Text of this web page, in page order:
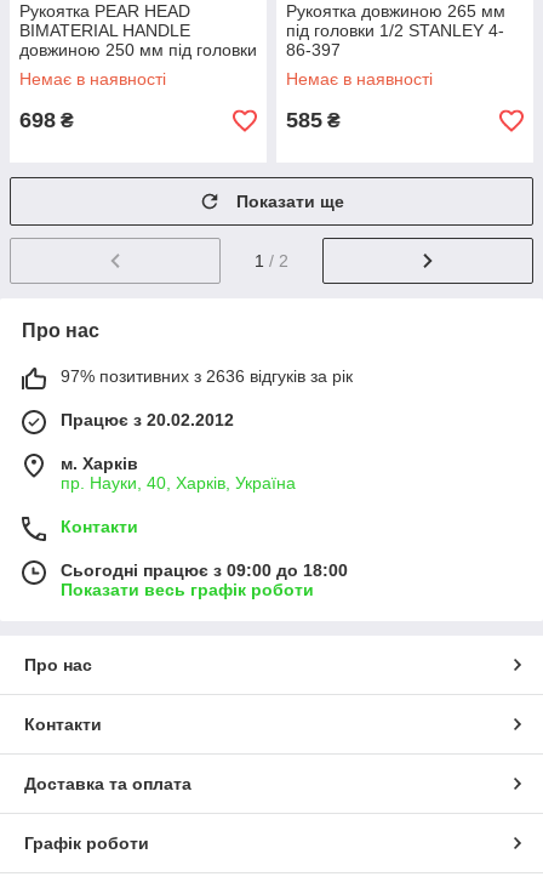
Рукоятка PEAR HEAD
BIMATERIAL HANDLE
довжиною 250 мм під головки
1/2 STANLEY 1-13-708
Немає в наявності
698 ₴
Рукоятка довжиною 265 мм
під головки 1/2 STANLEY 4-
86-397
Немає в наявності
585 ₴
Показати ще
1 / 2
Про нас
97% позитивних з 2636 відгуків за рік
Працює з 20.02.2012
м. Харків
пр. Науки, 40, Харків, Україна
Контакти
Сьогодні працює з 09:00 до 18:00
Показати весь графік роботи
Про нас
Контакти
Доставка та оплата
Графік роботи